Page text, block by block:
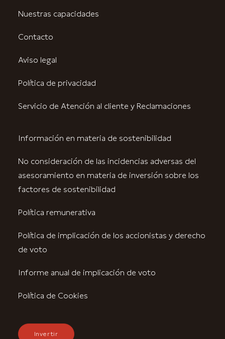
Nuestras capacidades
Contacto
Aviso legal
Política de privacidad
Servicio de Atención al cliente y Reclamaciones
Información en materia de sostenibilidad
No consideración de las incidencias adversas del
asesoramiento en materia de inversión sobre los
factores de sostenibilidad
Política remunerativa
Política de implicación de los accionistas y derecho
de voto
Informe anual de implicación de voto
Política de Cookies
Invertir